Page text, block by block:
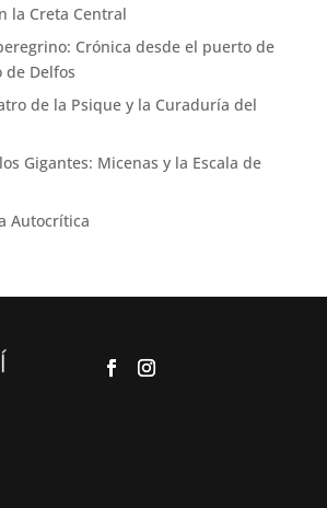
la Creta Central
Crónica desde el puerto de
de Delfos
de la Psique y la Curaduría del
Gigantes: Micenas y la Escala de
Autocrítica